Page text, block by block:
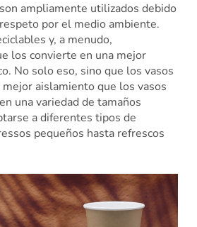
ampliamente utilizados debido
por el medio ambiente.
y, a menudo,
los convierte en una mejor
No solo eso, sino que los vasos
aislamiento que los vasos
una variedad de tamaños
a diferentes tipos de
pequeños hasta refrescos